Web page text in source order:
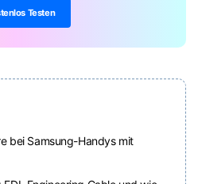
Testen
bei Samsung-Handys mit